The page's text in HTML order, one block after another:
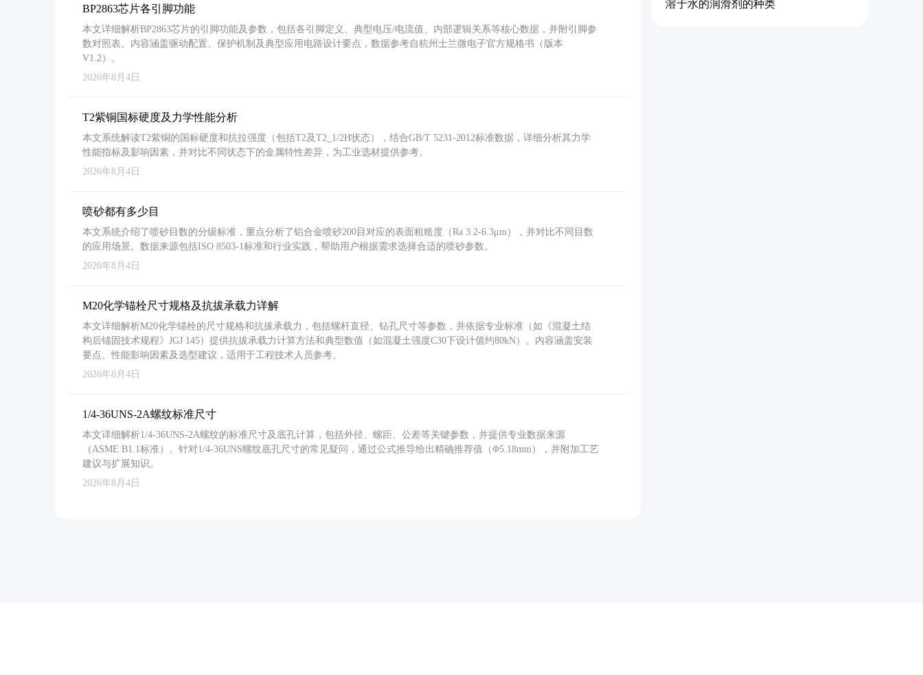
BP2863芯片各引脚功能
本文详细解析BP2863芯片的引脚功能及参数，包括各引脚定义、典型电压/电流值、内部逻辑关系等核心数据，并附引脚参
数对照表。内容涵盖驱动配置、保护机制及典型应用电路设计要点，数据参考自杭州士兰微电子官方规格书（版本
V1.2）。
2026年8月4日
T2紫铜国标硬度及力学性能分析
本文系统解读T2紫铜的国标硬度和抗拉强度（包括T2及T2_1/2H状态），结合GB/T 5231-2012标准数据，详细分析其力学
性能指标及影响因素，并对比不同状态下的金属特性差异，为工业选材提供参考。
2026年8月4日
喷砂都有多少目
本文系统介绍了喷砂目数的分级标准，重点分析了铝合金喷砂200目对应的表面粗糙度（Ra 3.2-6.3μm），并对比不同目数
的应用场景。数据来源包括ISO 8503-1标准和行业实践，帮助用户根据需求选择合适的喷砂参数。
2026年8月4日
M20化学锚栓尺寸规格及抗拔承载力详解
本文详细解析M20化学锚栓的尺寸规格和抗拔承载力，包括螺杆直径、钻孔尺寸等参数，并依据专业标准（如《混凝土结
构后锚固技术规程》JGJ 145）提供抗拔承载力计算方法和典型数值（如混凝土强度C30下设计值约80kN）。内容涵盖安装
要点、性能影响因素及选型建议，适用于工程技术人员参考。
2026年8月4日
1/4-36UNS-2A螺纹标准尺寸
本文详细解析1/4-36UNS-2A螺纹的标准尺寸及底孔计算，包括外径、螺距、公差等关键参数，并提供专业数据来源
（ASME B1.1标准）。针对1/4-36UNS螺纹底孔尺寸的常见疑问，通过公式推导给出精确推荐值（Φ5.18mm），并附加工艺
建议与扩展知识。
2026年8月4日
溶于水的润滑剂的种类